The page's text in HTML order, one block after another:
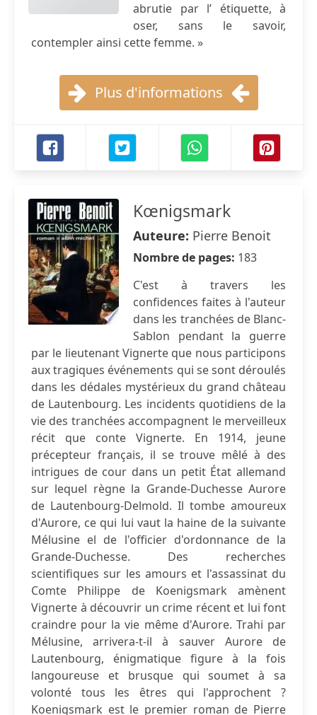
abrutie par l’ étiquette, à
oser, sans le savoir,
contempler ainsi cette femme. »
Plus d'informations
Kœnigsmark
Auteure: Pierre Benoit
Nombre de pages: 183
C'est à travers les
confidences faites à l'auteur
dans les tranchées de Blanc-
Sablon pendant la guerre
par le lieutenant Vignerte que nous participons
aux tragiques événements qui se sont déroulés
dans les dédales mystérieux du grand château
de Lautenbourg. Les incidents quotidiens de la
vie des tranchées accompagnent le merveilleux
récit que conte Vignerte. En 1914, jeune
précepteur français, il se trouve mêlé à des
intrigues de cour dans un petit État allemand
sur lequel règne la Grande-Duchesse Aurore
de Lautenbourg-Delmold. Il tombe amoureux
d'Aurore, ce qui lui vaut la haine de la suivante
Mélusine el de l'officier d'ordonnance de la
Grande-Duchesse. Des recherches
scientifiques sur les amours et l'assassinat du
Comte Philippe de Koenigsmark amènent
Vignerte à découvrir un crime récent et lui font
craindre pour la vie même d'Aurore. Trahi par
Mélusine, arrivera-t-il à sauver Aurore de
Lautenbourg, énigmatique figure à la fois
langoureuse et brusque qui soumet à sa
volonté tous les êtres qui l'approchent ?
Koenigsmark est le premier roman de Pierre